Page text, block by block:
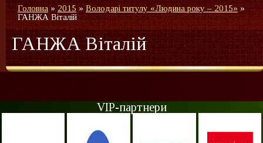
Головна »2015»Володарі титулу «Людина року – 2015» »
ГАНЖА Віталій
ГАНЖА Віталій
VIP-партнери